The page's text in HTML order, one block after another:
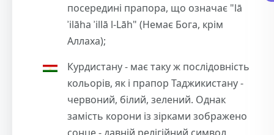
посередині прапора, що означає "lā
ʾilāha ʾillā l-Lāh" (Немає Бога, крім
Аллаха);
Курдистану - має таку ж послідовність
кольорів, як і прапор Таджикистану -
червоний, білий, зелений. Однак
замість корони із зірками зображено